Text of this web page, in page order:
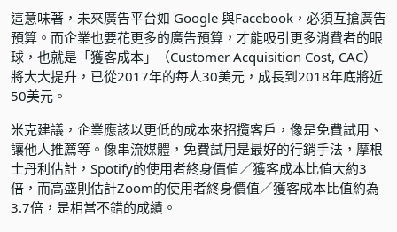
這意味著，未來廣告平台如 Google 與Facebook，必須互搶廣告
預算。而企業也要花更多的廣告預算，才能吸引更多消費者的眼
球，也就是「獲客成本」（Customer Acquisition Cost, CAC）
將大大提升，已從2017年的每人30美元，成長到2018年底將近
50美元。
米克建議，企業應該以更低的成本來招攬客戶，像是免費試用、
讓他人推薦等。像串流媒體，免費試用是最好的行銷手法，摩根
士丹利估計，Spotify的使用者終身價值／獲客成本比值大約3
倍，而高盛則估計Zoom的使用者終身價值／獲客成本比值約為
3.7倍，是相當不錯的成績。